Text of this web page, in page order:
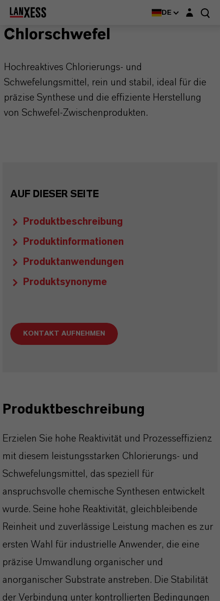
DE Login-Maske
Chlorschwefel
Hochreaktives Chlorierungs- und
Schwefelungsmittel, rein und stabil, ideal für die
präzise Synthese und die effiziente Herstellung
von Schwefel-Zwischenprodukten.
AUF DIESER SEITE
Produktbeschreibung
Produktinformationen
Produktanwendungen
Produktsynonyme
KONTAKT AUFNEHMEN
Produktbeschreibung
Erzielen Sie hohe Reaktivität und Prozesseffizienz
mit diesem leistungsstarken Chlorierungs- und
Schwefelungsmittel, das speziell für
anspruchsvolle chemische Synthesen entwickelt
wurde. Seine hohe Reaktivität, gleichbleibende
Reinheit und zuverlässige Leistung machen es zur
ersten Wahl für industrielle Anwender, die eine
präzise Umwandlung organischer und
anorganischer Substrate anstreben. Die Stabilität
der Verbindung unter kontrollierten Bedingungen